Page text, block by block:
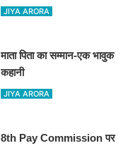
JIYA ARORA
माता पिता का सम्मान-एक भावुक
कहानी
JIYA ARORA
8th Pay Commission पर